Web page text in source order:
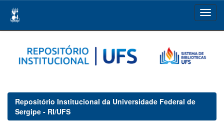
navigation
Repositório Institucional da Universidade Federal de
Sergipe - RI/UFS